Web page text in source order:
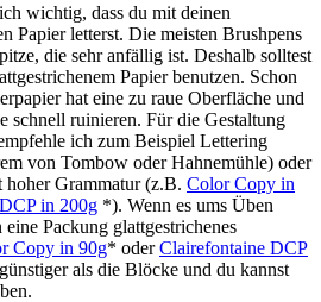
wichtig, dass du mit deinen
Papier letterst. Die meisten Brushpens
die sehr anfällig ist. Deshalb solltest
Papier benutzen. Schon
hat eine zu raue Oberfläche und
schnell ruinieren. Für die Gestaltung
ich zum Beispiel Lettering
von Tombow oder Hahnemühle) oder
hoher Grammatur (z.B. Color Copy in
in 200g *). Wenn es ums Üben
Packung glattgestrichenes
Copy in 90g* oderClairefontaine DCP
als die Blöcke und du kannst